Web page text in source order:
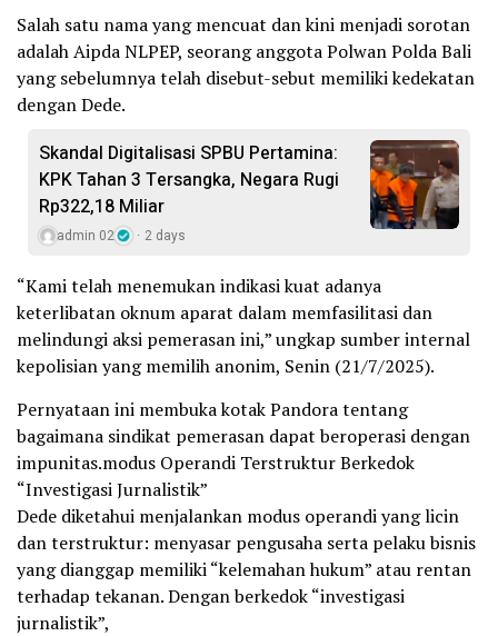
Salah satu nama yang mencuat dan kini menjadi sorotan
adalah Aipda NLPEP, seorang anggota Polwan Polda Bali
yang sebelumnya telah disebut-sebut memiliki kedekatan
dengan Dede.
Skandal Digitalisasi SPBU Pertamina:
KPK Tahan 3 Tersangka, Negara Rugi
Rp322,18 Miliar
admin 02 2 days
“Kami telah menemukan indikasi kuat adanya
keterlibatan oknum aparat dalam memfasilitasi dan
melindungi aksi pemerasan ini,” ungkap sumber internal
kepolisian yang memilih anonim, Senin (21/7/2025).
Pernyataan ini membuka kotak Pandora tentang
bagaimana sindikat pemerasan dapat beroperasi dengan
impunitas.modus Operandi Terstruktur Berkedok
“Investigasi Jurnalistik”
Dede diketahui menjalankan modus operandi yang licin
dan terstruktur: menyasar pengusaha serta pelaku bisnis
yang dianggap memiliki “kelemahan hukum” atau rentan
terhadap tekanan. Dengan berkedok “investigasi
jurnalistik”,